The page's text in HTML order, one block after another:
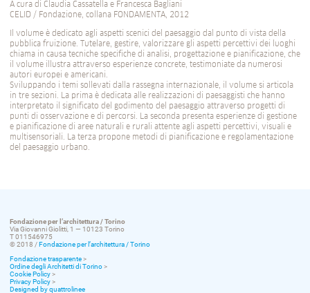
A cura di Claudia Cassatella e Francesca Bagliani
CELID / Fondazione, collana FONDAMENTA, 2012
Il volume è dedicato agli aspetti scenici del paesaggio dal punto di vista della
pubblica fruizione. Tutelare, gestire, valorizzare gli aspetti percettivi dei luoghi
chiama in causa tecniche specifiche di analisi, progettazione e pianificazione, che
il volume illustra attraverso esperienze concrete, testimoniate da numerosi
autori europei e americani.
Sviluppando i temi sollevati dalla rassegna internazionale, il volume si articola
in tre sezioni. La prima è dedicata alle realizzazioni di paesaggisti che hanno
interpretato il significato del godimento del paesaggio attraverso progetti di
punti di osservazione e di percorsi. La seconda presenta esperienze di gestione
e pianificazione di aree naturali e rurali attente agli aspetti percettivi, visuali e
multisensoriali. La terza propone metodi di pianificazione e regolamentazione
del paesaggio urbano.
Fondazione per l’architettura / Torino
Via Giovanni Giolitti, 1 — 10123 Torino
T 011546975
© 2018 /Fondazione per l’architettura / Torino
Fondazione trasparente>
Ordine degli Architetti di Torino>
Cookie Policy>
Privacy Policy>
Designed by quattrolinee